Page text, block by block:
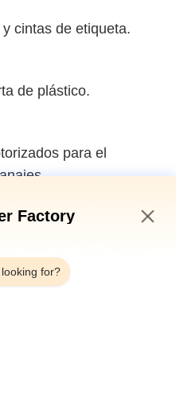
cintas de etiqueta.
de plástico.
para el
Factory
for?